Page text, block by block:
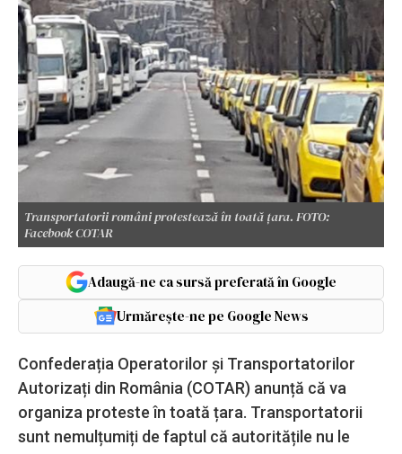
Transportatorii români protestează în toată țara. FOTO:
Facebook COTAR
Adaugă-ne ca sursă preferată în Google
Urmărește-ne pe Google News
Confederația Operatorilor și Transportatorilor
Autorizați din România (COTAR) anunță că va
organiza proteste în toată țara. Transportatorii
sunt nemulțumiți de faptul că autoritățile nu le